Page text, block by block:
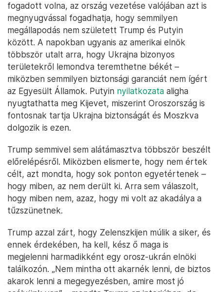
fogadott volna, az ország vezetése valójában azt is
megnyugvással fogadhatja, hogy semmilyen
megállapodás nem született Trump és Putyin
között. A napokban ugyanis az amerikai elnök
többször utalt arra, hogy Ukrajna bizonyos
területekről lemondva teremthetne békét –
miközben semmilyen biztonsági garanciát nem ígért
az Egyesült Államok. Putyin nyilatkozata aligha
nyugtathatta meg Kijevet, miszerint Oroszország is
fontosnak tartja Ukrajna biztonságát és Moszkva
dolgozik is ezen.
Trump semmivel sem alátámasztva többször beszélt
előrelépésről. Miközben elismerte, hogy nem értek
célt, azt mondta, hogy sok ponton egyetértenek –
hogy miben, az nem derült ki. Arra sem válaszolt,
hogy miben nem, azaz, hogy mi volt az akadálya a
tűzszünetnek.
Trump azzal zárt, hogy Zelenszkijen múlik a siker, és
ennek érdekében, ha kell, kész ő maga is
megjelenni harmadikként egy orosz-ukrán elnöki
találkozón. „Nem mintha ott akarnék lenni, de biztos
akarok lenni a megegyezésben, amire most jó